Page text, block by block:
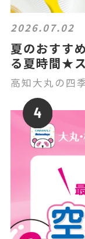
2026.07.02
夏のおすす
る夏時間★
高知大丸の四